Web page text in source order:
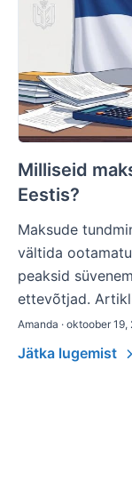
Milliseid
Eestis?
Maksude
vältida
peaksid
ettevõtjad.
Amanda · oktoober 19,
Jätka lugemist